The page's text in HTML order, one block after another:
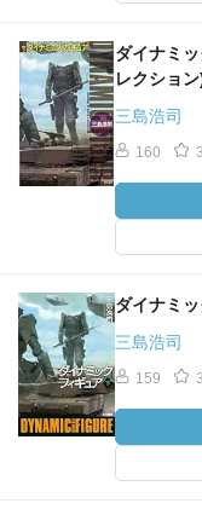
ダイナミ
レクション
三島浩司
160
ダイナミ
三島浩司
159